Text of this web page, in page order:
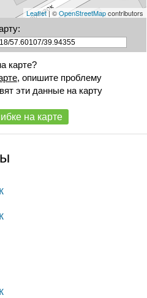
Leaflet| ©OpenStreetMapcontributors
карте?
, опишите проблему
эти данные на карту
на карте